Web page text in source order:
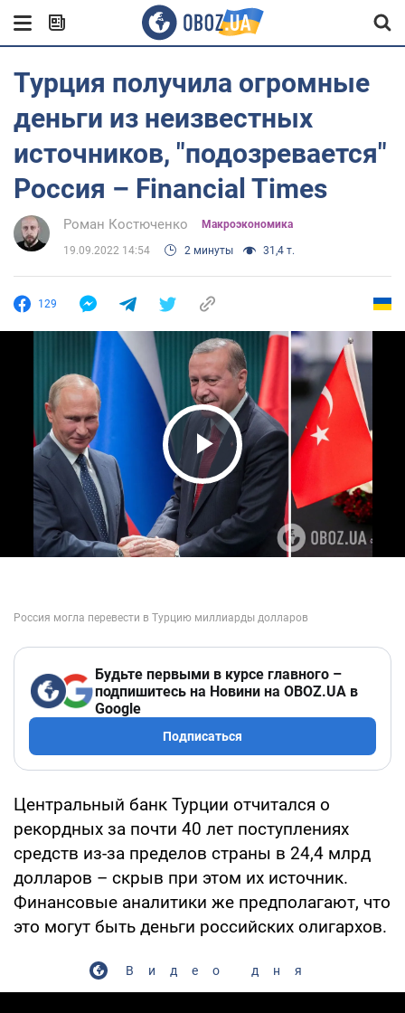
Турция получила огромные
деньги из неизвестных
источников, "подозревается"
Россия – Financial Times
Роман Костюченко Mакроэкономика
19.09.2022 14:54 2 минуты 31,4 т.
129
Play Video
Будьте первыми в курсе главного –
подпишитесь на Новини на OBOZ.UA в
Google
Подписаться
Центральный банк Турции отчитался о
рекордных за почти 40 лет поступлениях
средств из-за пределов страны в 24,4 млрд
долларов – скрыв при этом их источник.
Финансовые аналитики же предполагают, что
это могут быть деньги российских олигархов.
Видео дня